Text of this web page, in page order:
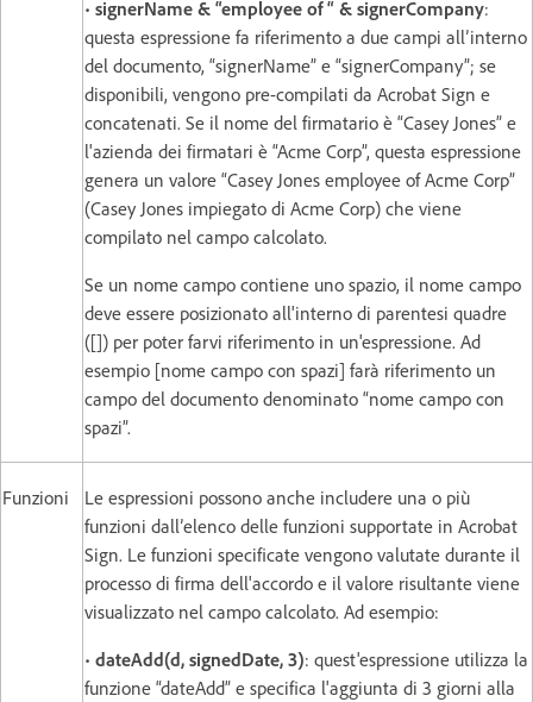
• signerName & “employee of “ & signerCompany:
questa espressione fa riferimento a due campi all’interno
del documento, “signerName” e “signerCompany”; se
disponibili, vengono pre-compilati da Acrobat Sign e
concatenati. Se il nome del firmatario è “Casey Jones” e
l'azienda dei firmatari è “Acme Corp”, questa espressione
genera un valore “Casey Jones employee of Acme Corp”
(Casey Jones impiegato di Acme Corp) che viene
compilato nel campo calcolato.
Se un nome campo contiene uno spazio, il nome campo
deve essere posizionato all'interno di parentesi quadre
([]) per poter farvi riferimento in un'espressione. Ad
esempio [nome campo con spazi] farà riferimento un
campo del documento denominato “nome campo con
spazi”.
Funzioni
Le espressioni possono anche includere una o più
funzioni dall’elenco delle funzioni supportate in Acrobat
Sign. Le funzioni specificate vengono valutate durante il
processo di firma dell'accordo e il valore risultante viene
visualizzato nel campo calcolato. Ad esempio:
• dateAdd(d, signedDate, 3): quest'espressione utilizza la
funzione “dateAdd” e specifica l'aggiunta di 3 giorni alla